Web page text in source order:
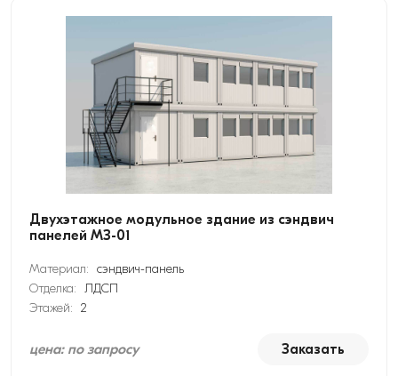
Двухэтажное модульное здание из сэндвич
панелей МЗ-01
Материал: сэндвич-панель
Отделка: ЛДСП
Этажей: 2
цена: по запросу Заказать